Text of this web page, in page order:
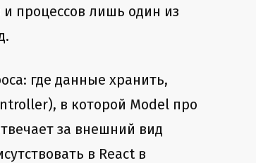
процессов лишь один из
где данные хранить,
в которой Model про
за внешний вид
в React в